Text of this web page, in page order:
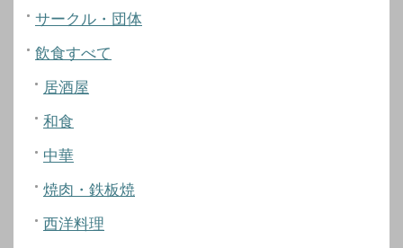
サークル・団体
飲食すべて
居酒屋
和食
中華
焼肉・鉄板焼
西洋料理